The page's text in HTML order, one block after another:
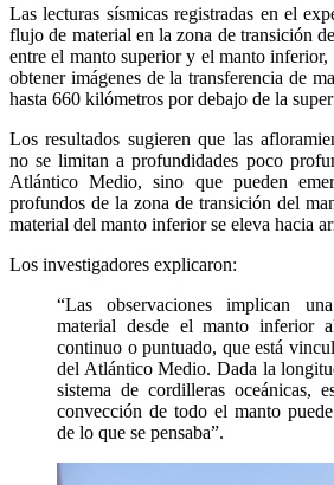
Las lecturas sísmicas registradas en el
flujo de material en la zona de transición
entre el manto superior y el manto
obtener imágenes de la transferencia de
hasta 660 kilómetros por debajo de la
Los resultados sugieren que las
no se limitan a profundidades poco
Atlántico Medio, sino que pueden
profundos de la zona de transición del
material del manto inferior se eleva hacia
Los investigadores explicaron:
“Las observaciones implican
material desde el manto inferior
continuo o puntuado, que está
del Atlántico Medio. Dada la
sistema de cordilleras oceánicas,
convección de todo el manto
de lo que se pensaba”.